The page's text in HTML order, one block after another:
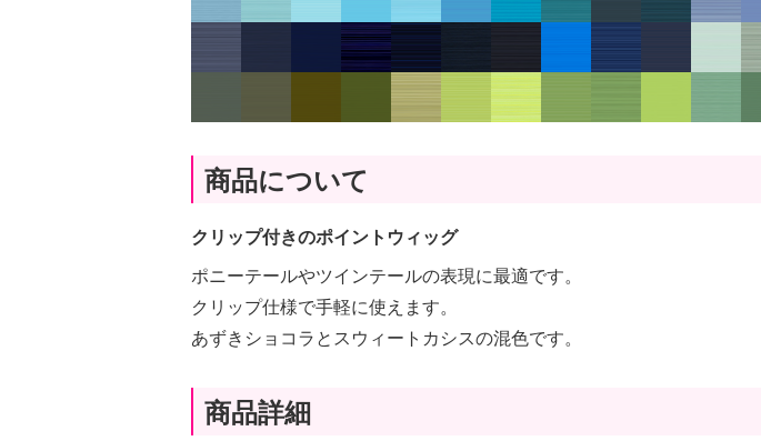
商品について
クリップ付きのポイントウィッグ
ポニーテールやツインテールの表現に最適です。
クリップ仕様で手軽に使えます。
あずきショコラとスウィートカシスの混色です。
商品詳細